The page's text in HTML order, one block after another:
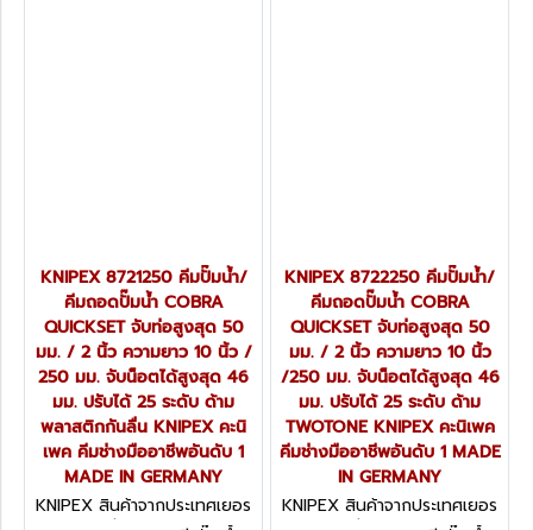
KNIPEX 8721250 คีมปั๊มน้ำ/
คีมถอดปั๊มน้ำ COBRA
QUICKSET จับท่อสูงสุด 50
มม. / 2 นิ้ว ความยาว 10 นิ้ว /
250 มม. จับน็อตได้สูงสุด 46
มม. ปรับได้ 25 ระดับ ด้าม
พลาสติกกันลื่น KNIPEX คะนิ
เพค คีมช่างมืออาชีพอันดับ 1
MADE IN GERMANY
KNIPEX สินค้าจากประเทศเยอร
KNIPEX 8722250 คีมปั๊มน้ำ/
คีมถอดปั๊มน้ำ COBRA
QUICKSET จับท่อสูงสุด 50
มม. / 2 นิ้ว ความยาว 10 นิ้ว
/250 มม. จับน็อตได้สูงสุด 46
มม. ปรับได้ 25 ระดับ ด้าม
TWOTONE KNIPEX คะนิเพค
คีมช่างมืออาชีพอันดับ 1 MADE
IN GERMANY
KNIPEX สินค้าจากประเทศเยอร